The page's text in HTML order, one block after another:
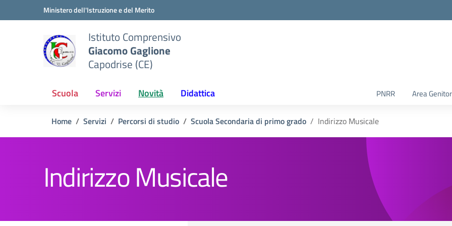
Vai ai contenuti
Vai al menu di navigazioneMinistero dell'Istruzione e del Merito
Istituto Comprensivo
Giacomo Gaglione
Capodrise (CE)
Scuola Servizi Novità Didattica PNRR Area
Home Servizi Percorsi di studio Scuola Secondaria di primo grado Indirizzo Musicale
Indirizzo Musicale